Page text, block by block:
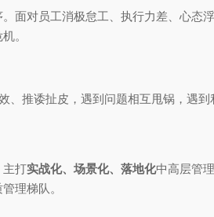
面对员工消极怠工、执行力差、心态
。
、推诿扯皮，遇到问题相互甩锅，遇到
主打实战化、场景化、落地化中高层管
理梯队。